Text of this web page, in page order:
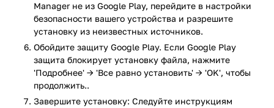
Приложением Norton Password Manager часто пользуются.
Люди скачивают данное приложение на свой смартфон и
оставляют хорошие отзывы о нём. Norton Password
Manager не имеет никаких ограничений.
Как пользоваться приложением Norton
Password Manager?
Manager не из Google Play, перейдите в настройки
безопасности вашего устройства и разрешите
установку из неизвестных источников.
Обойдите защиту Google Play. Если Google Play
защита блокирует установку файла, нажмите
'Подробнее' → 'Все равно установить' → 'OK', чтобы
продолжить..
Завершите установку: Следуйте инструкциям